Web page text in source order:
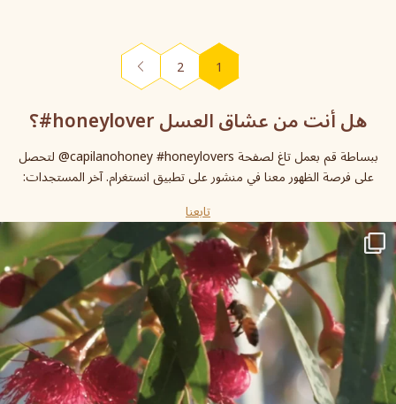
1
2
هل أنت من عشاق العسل honeylover#؟
ببساطة قم بعمل تاغ لصفحة capilanohoney #honeylovers@ لتحصل
على فرصة الظهور معنا في منشور على تطبيق انستغرام. آخر المستجدات:
تابعنا